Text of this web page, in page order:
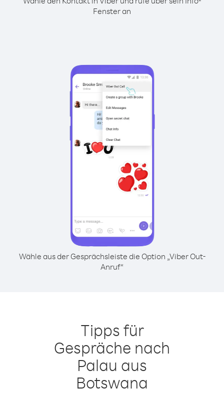
Fenster an
Wähle aus der Gesprächsleiste die Option „Viber Out-
Anruf“
Tipps für
Gespräche nach
Palau aus
Botswana